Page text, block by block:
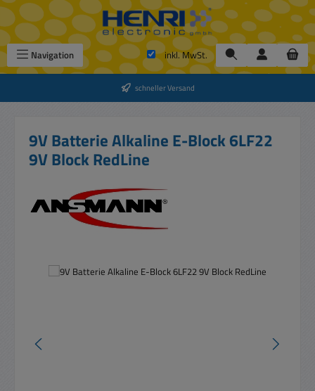
Zum Hauptinhalt springen
Navigation inkl. MwSt.
schneller Versand
9V Batterie Alkaline E-Block 6LF22
9V Block RedLine
Bildergalerie überspringen